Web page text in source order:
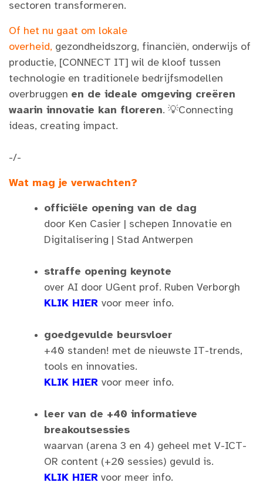
sectoren transformeren.
Of het nu gaat om lokale
overheid, gezondheidszorg, financiën, onderwijs of
productie, [CONNECT IT] wil de kloof tussen
technologie en traditionele bedrijfsmodellen
overbruggen en de ideale omgeving creëren
waarin innovatie kan floreren. 💡Connecting
ideas, creating impact.
-/-
Wat mag je verwachten?
officiële opening van de dag
door Ken Casier | schepen Innovatie en
Digitalisering | Stad Antwerpen
straffe opening keynote
over AI door UGent prof. Ruben Verborgh
KLIK HIER voor meer info.
goedgevulde beursvloer
+40 standen! met de nieuwste IT-trends,
tools en innovaties.
KLIK HIER voor meer info.
leer van de +40 informatieve
breakoutsessies
waarvan (arena 3 en 4) geheel met V-ICT-
OR content (+20 sessies) gevuld is.
KLIK HIER voor meer info.